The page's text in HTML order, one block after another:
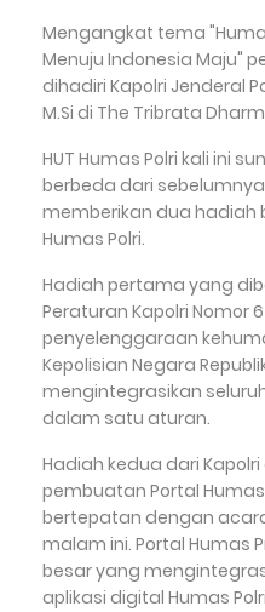
Mengangkat tema
Menuju Indonesia Maju"
dihadiri Kapolri Jenderal
M.Si di The Tribrata
HUT Humas Polri kali ini
berbeda dari
memberikan dua hadiah
Humas Polri.
Hadiah pertama yang
Peraturan Kapolri Nomor
penyelenggaraan
Kepolisian Negara
mengintegrasikan
dalam satu aturan.
Hadiah kedua dari
pembuatan Portal
bertepatan dengan
malam ini. Portal Humas
besar yang
aplikasi digital Humas